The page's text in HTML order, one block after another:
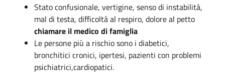
Stato confusionale, vertigine, senso di instabilità,
mal di testa, difficoltà al respiro, dolore al petto
chiamare il medico di famiglia
Le persone più a rischio sono i diabetici,
bronchitici cronici, ipertesi, pazienti con problemi
psichiatrici,cardiopatici.